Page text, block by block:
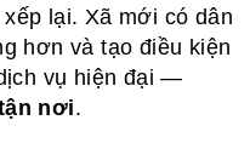
lại. Xã mới có dân
hơn và tạo điều kiện
vụ hiện đại —
nơi.